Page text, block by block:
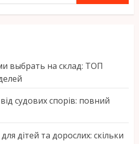
выбрать на склад: ТОП
судових спорів: повний
дітей та дорослих: скільки